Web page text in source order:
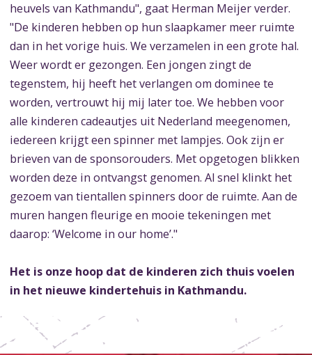
heuvels van Kathmandu", gaat Herman Meijer verder.
"De kinderen hebben op hun slaapkamer meer ruimte
dan in het vorige huis. We verzamelen in een grote hal.
Weer wordt er gezongen. Een jongen zingt de
tegenstem, hij heeft het verlangen om dominee te
worden, vertrouwt hij mij later toe. We hebben voor
alle kinderen cadeautjes uit Nederland meegenomen,
iedereen krijgt een spinner met lampjes. Ook zijn er
brieven van de sponsorouders. Met opgetogen blikken
worden deze in ontvangst genomen. Al snel klinkt het
gezoem van tientallen spinners door de ruimte. Aan de
muren hangen fleurige en mooie tekeningen met
daarop: ‘Welcome in our home’."
Het is onze hoop dat de kinderen zich thuis voelen
in het nieuwe kindertehuis in Kathmandu.